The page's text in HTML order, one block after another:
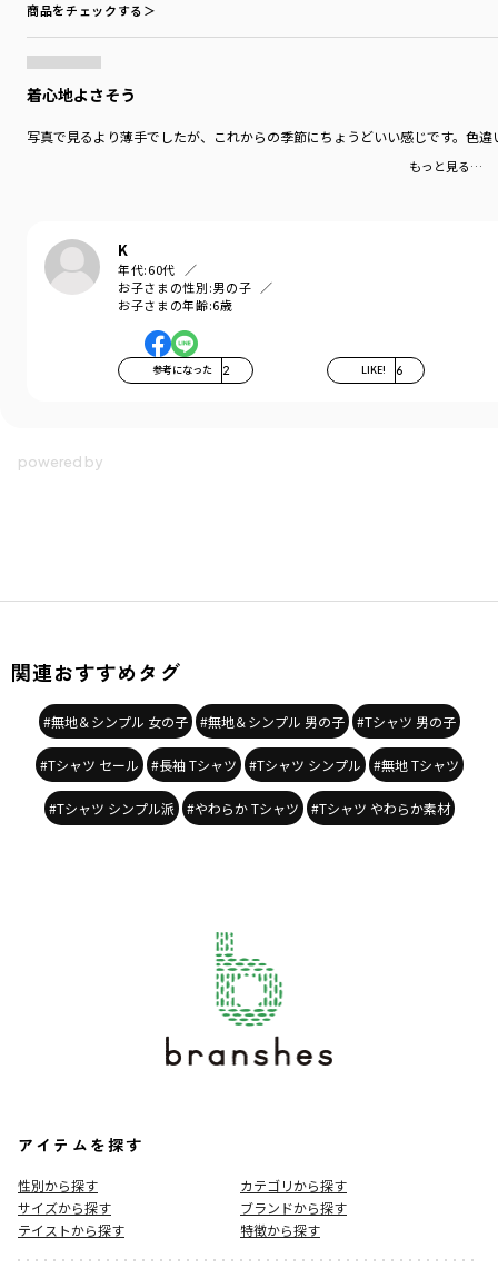
商品をチェックする＞
着心地よさそう
写真で見るより薄手でしたが、これからの季節にちょうどいい感じです。色
もっと見る…
K
年代:60代
お子さまの性別:男の子
お子さまの年齢:6歳
参考になった 2 LIKE! 6
関連おすすめタグ
#無地＆シンプル 女の子 #無地＆シンプル 男の子 #Tシャツ 男の子
#Tシャツ セール #長袖 Tシャツ #Tシャツ シンプル #無地 Tシャツ
#Tシャツ シンプル派 #やわらか Tシャツ #Tシャツ やわらか素材
アイテムを探す
性別から探す
カテゴリから探す
サイズから探す
ブランドから探す
テイストから探す
特徴から探す